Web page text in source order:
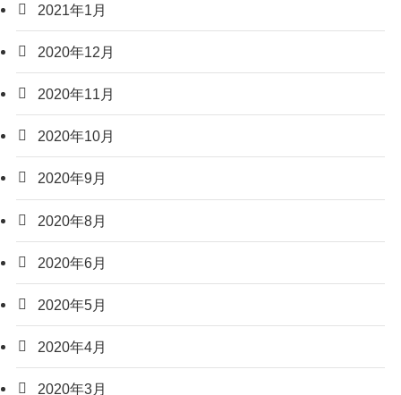
2021年1月
2020年12月
2020年11月
2020年10月
2020年9月
2020年8月
2020年6月
2020年5月
2020年4月
2020年3月